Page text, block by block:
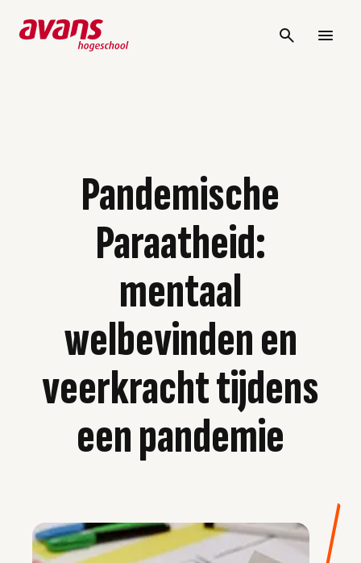
Pandemische
Paraatheid:
mentaal
welbevinden en
veerkracht tijdens
een pandemie